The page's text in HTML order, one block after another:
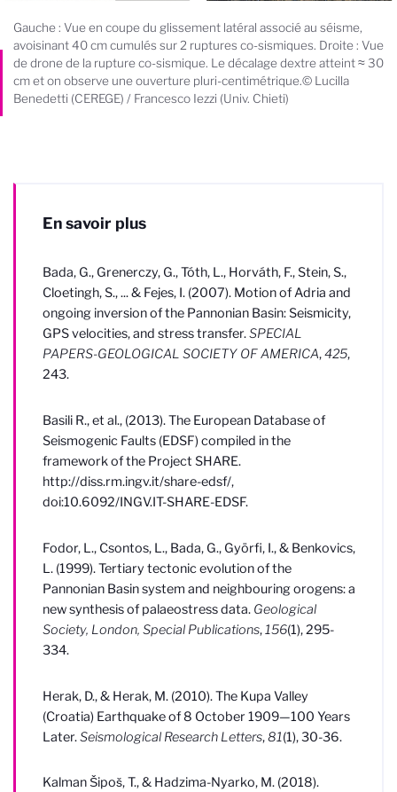
Gauche : Vue en coupe du glissement latéral associé au séisme,
avoisinant 40 cm cumulés sur 2 ruptures co-sismiques. Droite : Vue
de drone de la rupture co-sismique. Le décalage dextre atteint ≈ 30
cm et on observe une ouverture pluri-centimétrique.© Lucilla
Benedetti (CEREGE) / Francesco Iezzi (Univ. Chieti)
En savoir plus
Bada, G., Grenerczy, G., Tóth, L., Horváth, F., Stein, S.,
Cloetingh, S., ...& Fejes, I. (2007). Motion of Adria and
ongoing inversion of the Pannonian Basin: Seismicity,
GPS velocities, and stress transfer.SPECIAL
PAPERS-GEOLOGICAL SOCIETY OF AMERICA,425,
243.
Basili R., et al., (2013). The European Database of
Seismogenic Faults (EDSF) compiled in the
framework of the Project SHARE.
http://diss.rm.ingv.it/share-edsf/,
doi:10.6092/INGV.IT-SHARE-EDSF.
Fodor, L., Csontos, L., Bada, G., Györfi, I., & Benkovics,
L. (1999). Tertiary tectonic evolution of the
Pannonian Basin system and neighbouring orogens: a
new synthesis of palaeostress data. Geological
Society, London, Special Publications,156(1), 295-
334.
Herak, D., & Herak, M. (2010). The Kupa Valley
(Croatia) Earthquake of 8 October 1909—100 Years
Later.Seismological Research Letters,81(1), 30-36.
Kalman Šipoš, T., & Hadzima-Nyarko, M. (2018).